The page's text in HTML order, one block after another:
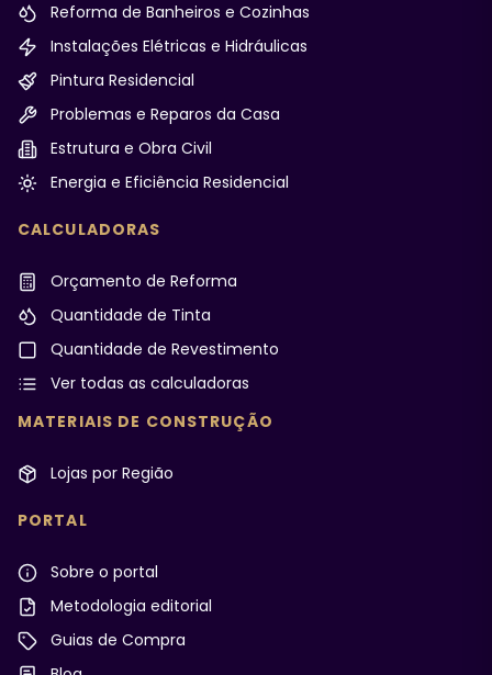
Reforma de Banheiros e Cozinhas
Instalações Elétricas e Hidráulicas
Pintura Residencial
Problemas e Reparos da Casa
Estrutura e Obra Civil
Energia e Eficiência Residencial
CALCULADORAS
Orçamento de Reforma
Quantidade de Tinta
Quantidade de Revestimento
Ver todas as calculadoras
MATERIAIS DE CONSTRUÇÃO
Lojas por Região
PORTAL
Sobre o portal
Metodologia editorial
Guias de Compra